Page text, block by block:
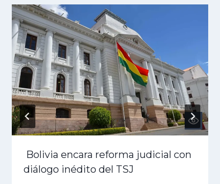
Bolivia encara reforma judicial con
diálogo inédito del TSJ